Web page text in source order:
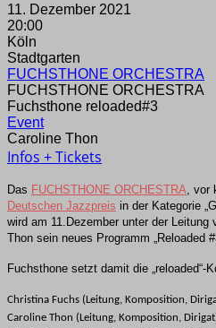
11. Dezember 2021
20:00
Köln
Stadtgarten
FUCHSTHONE ORCHESTRA
FUCHSTHONE ORCHESTRA
Fuchsthone reloaded#3
Event
Caroline Thon
Infos + Tickets
Das FUCHSTHONE ORCHESTRA ,
Deutschen Jazzpreis in der Kategorie
wird am 11.Dezember unter der
Thon sein neues Programm „Reloaded
Fuchsthone setzt damit die „reloaded“-
Christina Fuchs (Leitung, Komposition,
Caroline Thon (Leitung, Komposition,